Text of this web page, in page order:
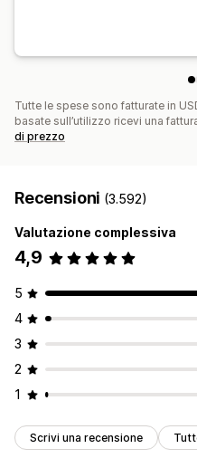
Tutte le spese sono fatturate in
basate sull’utilizzo ricevi una
di prezzo
Recensioni (3.592)
Valutazione complessiva
4,9
5
4
3
2
1
Scrivi una recensione